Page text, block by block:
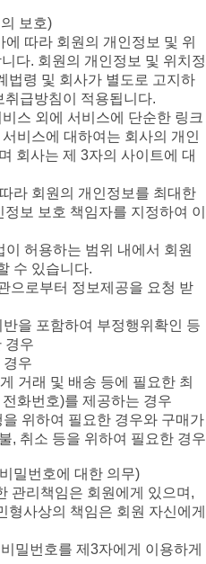
보호)
따라 회원의 개인정보 및 위
다. 회원의 개인정보 및 위치정
법령 및 회사가 별도로 고지하
급방침이 적용됩니다.
스 외에 서비스에 단순한 링크
비스에 대하여는 회사의 개인
회사는 제 3자의 사이트에 대
라 회원의 개인정보를 최대한
보 보호 책임자를 지정하여 이
허용하는 범위 내에서 회원
수 있습니다.
으로부터 정보제공을 요청 받
을 포함하여 부정행위확인 등
경우
경우
거래 및 배송 등에 필요한 최
화번호)를 제공하는 경우
위하여 필요한 경우와 구매가
, 취소 등을 위하여 필요한 경우
밀번호에 대한 의무)
관리책임은 회원에게 있으며,
형사상의 책임은 회원 자신에게
밀번호를 제3자에게 이용하게